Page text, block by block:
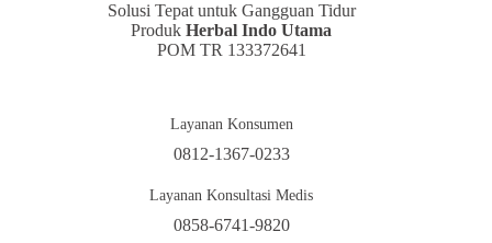
Solusi Tepat untuk Gangguan Tidur
ProdukHerbal Indo Utama
POM TR 133372641
Layanan Konsumen
0812-1367-0233
Layanan Konsultasi Medis
0858-6741-9820